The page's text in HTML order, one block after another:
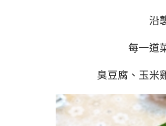
沿
每一道
臭豆腐、玉米